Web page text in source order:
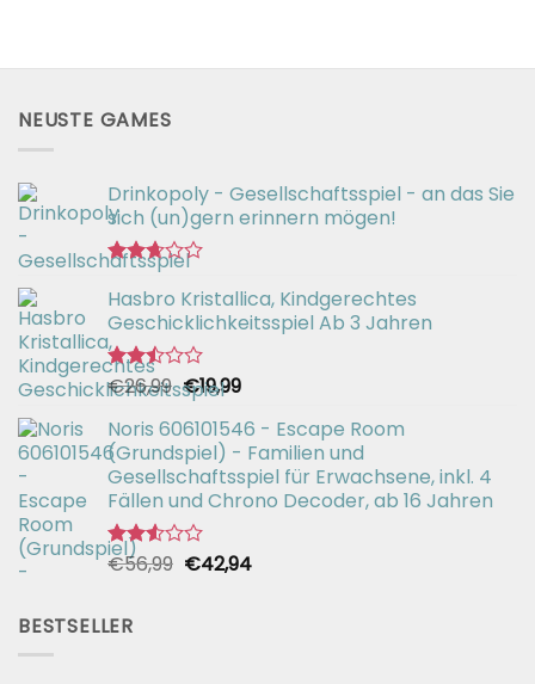
NEUSTE GAMES
Drinkopoly - Gesellschaftsspiel - an das Sie
sich (un)gern erinnern mögen!
Bewertet
mit
2.67
von 5
Hasbro Kristallica, Kindgerechtes
Geschicklichkeitsspiel Ab 3 Jahren
Bewertet
mit
2.49
von 5
€26,99 Ursprünglicher
Preis
war:
€26,99
€19,99Aktueller
ist:
€19,99.
Noris 606101546 - Escape Room
(Grundspiel) - Familien und
Gesellschaftsspiel für Erwachsene, inkl. 4
Fällen und Chrono Decoder, ab 16 Jahren
Bewertet
von 5
€56,99 Ursprünglicher
€42,94Aktueller
BESTSELLER